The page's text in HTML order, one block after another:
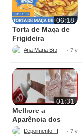
06:18
Torta de Maça de
Frigideira
· 7 y
01:31
Melhore a
Aparência dos
seus Pés com umDepoimento - Review
· 7 y